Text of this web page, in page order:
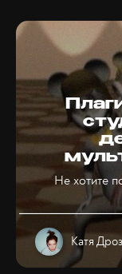
Не хотите
Катя